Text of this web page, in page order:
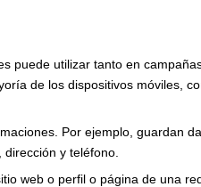
puede utilizar tanto en
de los dispositivos móviles,
Por ejemplo, guardan
y teléfono.
web o perfil o página de una